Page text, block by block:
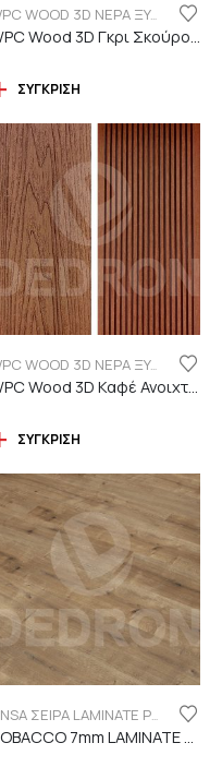
WPC WOOD 3D ΝΕΡΑ ΞΥΛΟΥ
ΣΎΓΚΡΙΣΗ
WPC WOOD 3D ΝΕΡΑ ΞΥΛΟΥ
ΣΎΓΚΡΙΣΗ
FINSA ΣΕΙΡΑ LAMINATE PUREFLOOR 7MM